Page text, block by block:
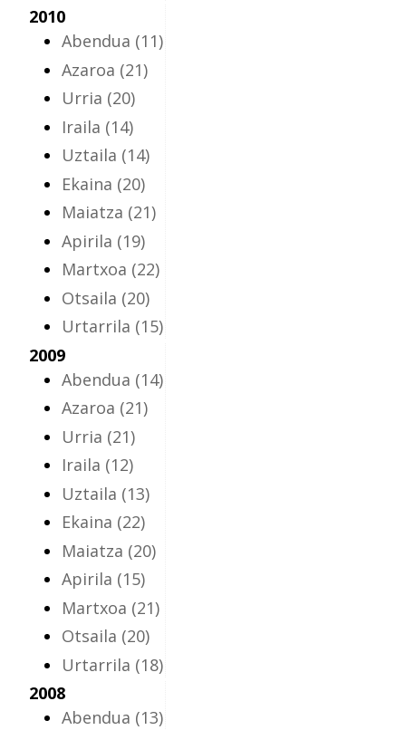
2010
Abendua (11)
Azaroa (21)
Urria (20)
Iraila (14)
Uztaila (14)
Ekaina (20)
Maiatza (21)
Apirila (19)
Martxoa (22)
Otsaila (20)
Urtarrila (15)
2009
Abendua (14)
Azaroa (21)
Urria (21)
Iraila (12)
Uztaila (13)
Ekaina (22)
Maiatza (20)
Apirila (15)
Martxoa (21)
Otsaila (20)
Urtarrila (18)
2008
Abendua (13)